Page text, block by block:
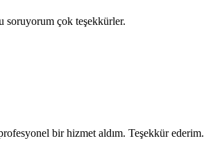
soruyorum çok teşekkürler.
bir hizmet aldım. Teşekkür ederim.